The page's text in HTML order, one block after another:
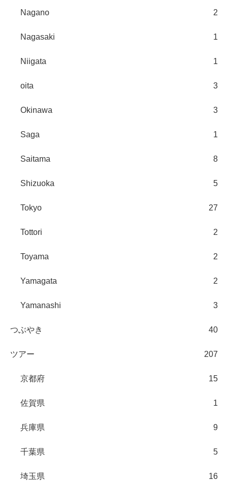
Nagano 2
Nagasaki 1
Niigata 1
oita 3
Okinawa 3
Saga 1
Saitama 8
Shizuoka 5
Tokyo 27
Tottori 2
Toyama 2
Yamagata 2
Yamanashi 3
つぶやき 40
ツアー 207
京都府 15
佐賀県 1
兵庫県 9
千葉県 5
埼玉県 16